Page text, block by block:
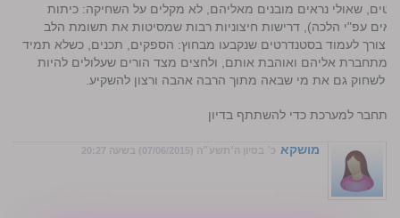
שאולי נראים מובנים מאליהם, לא מקלים על השחיקה: כיתות
עפ"י הלכה), דרישות חיצוניות רבות שמסיטות את תשומת הלב
לעמוד בסטנדרטים שנקבעו מבחוץ: הספקים, תכנים, כשלא תמיד
מתחברת אליהם ואוהבת אותם, ולחצים מצד הורים שעלולים להיות
לשחוק גם את מי שבאה מתוך הרבה אהבה ורצון להשקיע.
התחבר למערכת כדי להשתתף בדיון
מושקא כ׳ בסיון ה׳תשע״ה (07/06/2015) בשעה 20:27